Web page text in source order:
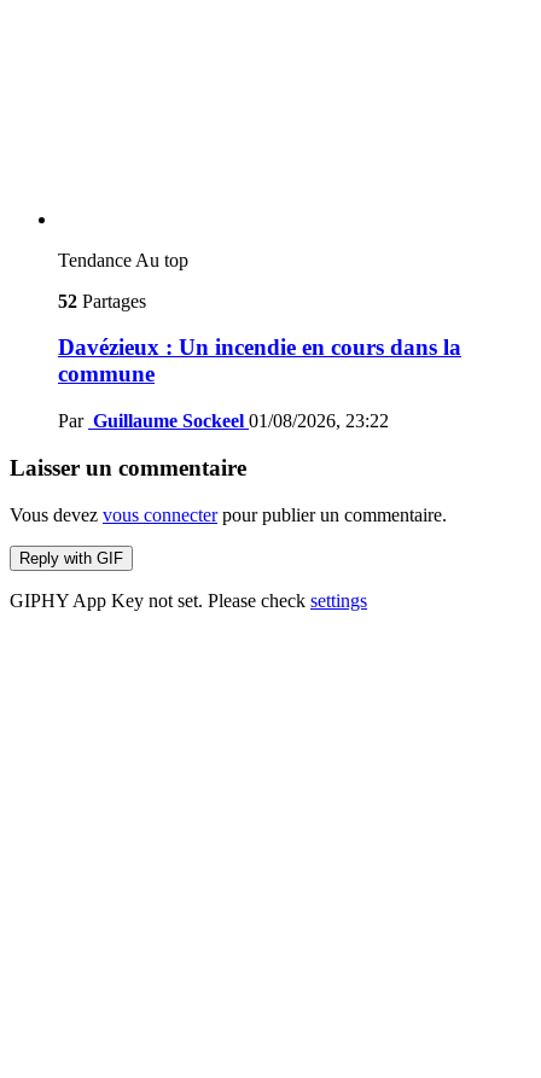
Tendance Au top
52 Partages
Davézieux : Un incendie en cours dans la
commune
Par Guillaume Sockeel 01/08/2026, 23:22
Laisser un commentaire
Vous devez vous connecterpour publier un commentaire.
Reply with GIF
GIPHY App Key not set. Please check settings